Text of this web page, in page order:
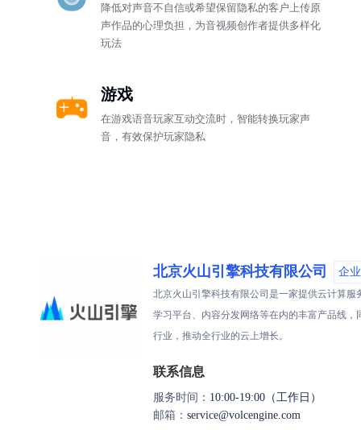
降低对声音不自信或希望保留隐私的客户上传原
声作品的心理负担，为音视频创作者提供多样化
玩法
游戏
在游戏语音玩家互动交流时，智能转换玩家声
音，有效保护玩家隐私
北京火山引擎科技有限公司 企业
北京火山引擎科技有限公司是一家提供云计算
学习平台、内容分发网络等在内的丰富产品线
行业，推动全行业的云上增长。
联系信息
服务时间： 10:00-19:00（工作日）
邮箱： service@volcengine.com